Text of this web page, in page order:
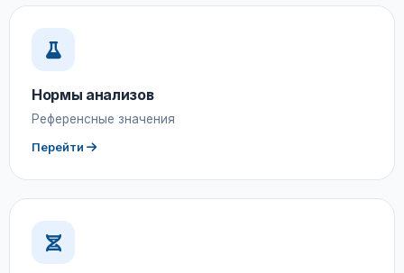
Нормы анализов
Референсные значения
Перейти